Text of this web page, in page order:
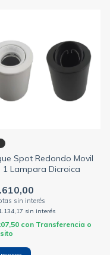
Spot Redondo Movil
1 Lampara Dicroica
sin interés
con Transferencia o